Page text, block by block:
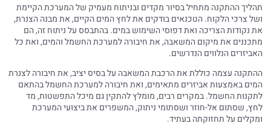
תהליך ההתקנה מתחיל בסיור מקדים ובניתוח מעמיק של המערכת הקיימת
ושל צרכי הלקוח. הטכנאים בודקים את לחץ המים הקיים, את מבנה הצנרת,
את נקודות הצריכה ואת דפוסי השימוש במים. בהתבסס על ניתוח זה, הם
מתכננים את מיקום המשאבה, את חיבורה למערכת החשמל והמים, ואת כל
האביזרים הנלווים הנדרשים.
ההתקנה עצמה כוללת את הרכבת המשאבה על בסיס יציב, את חיבורה לצנרת
המים באמצעות אביזרים מתאימים, ואת חיבורה למערכת החשמל בהתאם
לתקנות החשמל. במקרים רבים, מומלץ להתקין גם מיכל התפשטות, מד
לחץ, שסתום אל-חוזר ושסתומי ניתוק, המשפרים את ביצועי המערכת
ומקלים על תחזוקתה בעתיד.